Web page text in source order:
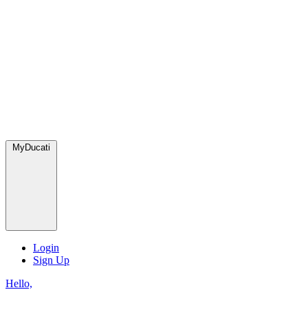
MyDucati
Login
Sign Up
Hello,